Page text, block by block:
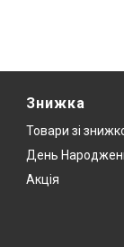
Знижка
Товари зi
День
Акція